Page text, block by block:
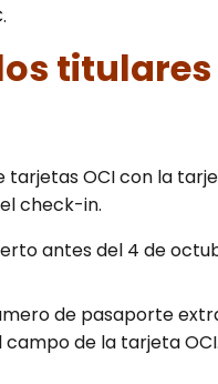
titulares
tarjetas OCI con la
check-in.
antes del 4 de
de pasaporte
de la tarjeta